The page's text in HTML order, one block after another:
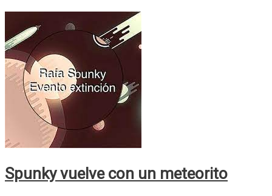
Domínguez
Macizo
y
sus
dos
primeras
obras
Spunky vuelve con un meteorito